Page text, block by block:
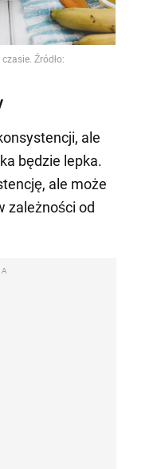
ale
będzie lepka.
ale może
zależności od